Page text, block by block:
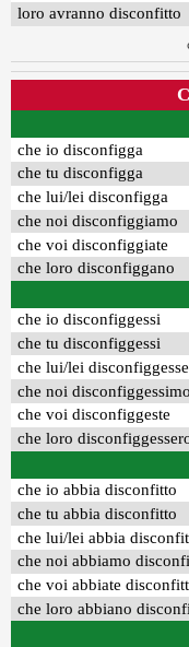
loro avranno disconfitto
che io disconfigga
che tu disconfigga
che lui/lei disconfigga
che noi disconfiggiamo
che voi disconfiggiate
che loro disconfiggano
che io disconfiggessi
che tu disconfiggessi
che lui/lei disconfiggesse
che noi disconfiggessimo
che voi disconfiggeste
che loro
che io abbia disconfitto
che tu abbia disconfitto
che lui/lei abbia
che noi abbiamo
che voi abbiate
che loro abbiano